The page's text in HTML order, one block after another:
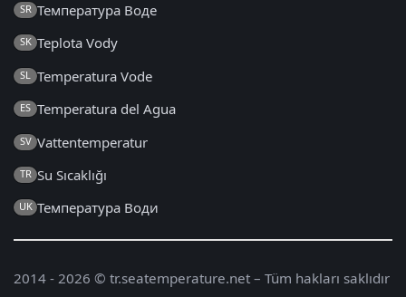
SR Температура Воде
SK Teplota Vody
SL Temperatura Vode
ES Temperatura del Agua
SV Vattentemperatur
TR Su Sıcaklığı
UK Температура Води
2014 - 2026 © tr.seatemperature.net – Tüm hakları saklıdır